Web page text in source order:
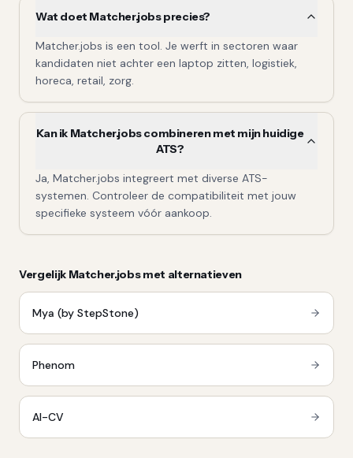
Wat doet Matcher.jobs precies?
Matcher.jobs is een tool. Je werft in sectoren waar
kandidaten niet achter een laptop zitten, logistiek,
horeca, retail, zorg.
Kan ik Matcher.jobs combineren met mijn huidige
ATS?
Ja, Matcher.jobs integreert met diverse ATS-
systemen. Controleer de compatibiliteit met jouw
specifieke systeem vóór aankoop.
Vergelijk Matcher.jobsmet alternatieven
Mya (by StepStone)
Phenom
AI-CV